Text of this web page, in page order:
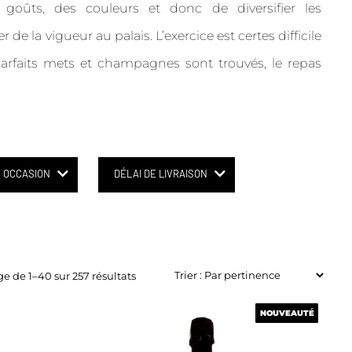
des couleurs et donc de diversifier les
la vigueur au palais. L’exercice est certes difficile
mets et champagnes sont trouvés, le repas
OCCASION DÉLAI DE LIVRAISON
de 1–40 sur 257 résultats
NOUVEAUTÉ
NOUVEAUTÉ